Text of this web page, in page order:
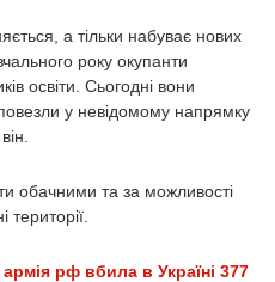
а тільки набуває нових
року окупанти
освіти. Сьогодні вони
у невідомому напрямку
обачними та за можливості
території.
рф вбила в Україні 377